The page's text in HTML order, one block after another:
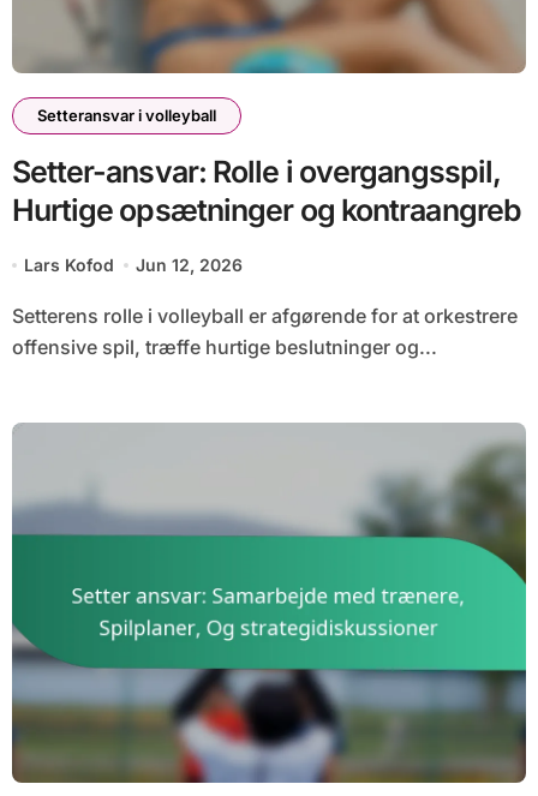
Setteransvar i volleyball
Setter-ansvar: Rolle i overgangsspil,
Hurtige opsætninger og kontraangreb
Lars Kofod Jun 12, 2026
Setterens rolle i volleyball er afgørende for at orkestrere
offensive spil, træffe hurtige beslutninger og...